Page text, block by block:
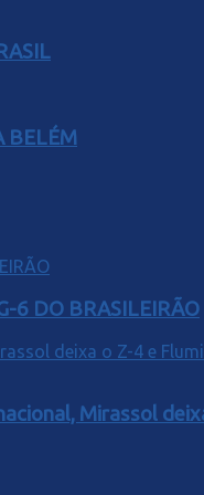
BELÉM
6 DO BRASILEIRÃO
Mirassol